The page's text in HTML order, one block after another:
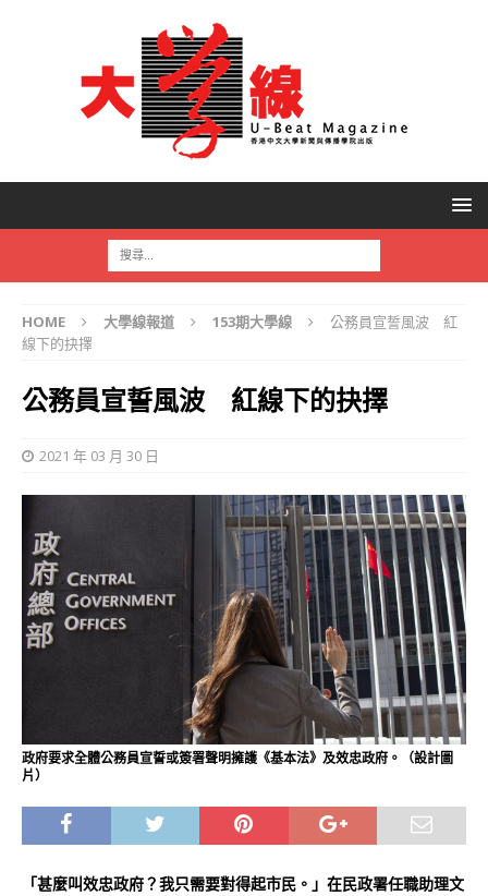
HOME 大學線報道 153期大學線
公務員宣誓風波 紅
線下的抉擇
公務員宣誓風波 紅線下的抉擇
2021 年 03 月 30 日
政府要求全體公務員宣誓或簽署聲明擁護《基本法》及效忠政府。（設計圖
片）
「甚麼叫效忠政府？我只需要對得起市民。」在民政署任職助理文